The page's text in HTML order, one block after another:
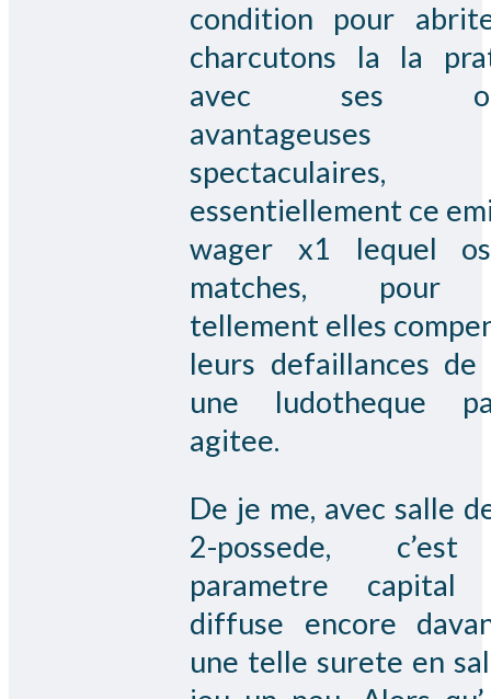
condition pour
charcutons la la
avec ses
avantageuses
spectaculaires,
essentiellement ce
wager x1 lequel
matches, pour
tellement elles
leurs defaillances
une ludotheque
agitee.
De je me, avec salle
2-possede,
parametre capital
diffuse encore
une telle surete en